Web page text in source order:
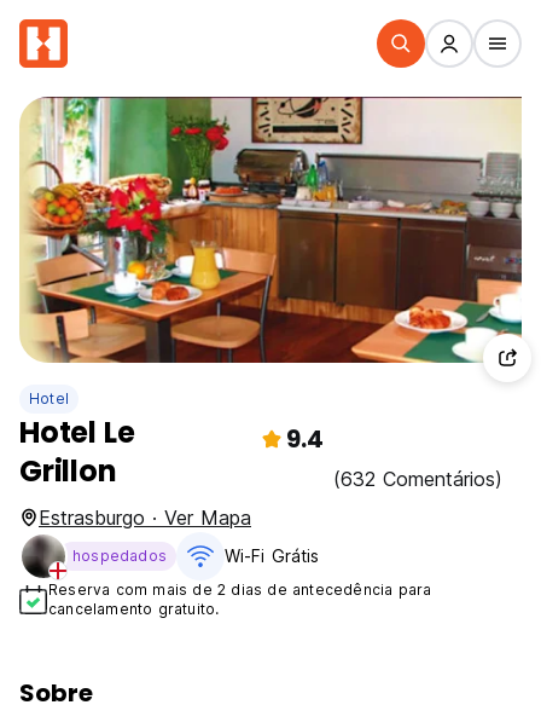
Hotel
Hotel Le
Grillon
9.4
(632 Comentários)
Estrasburgo · Ver Mapa
hospedados Wi-Fi Grátis
Reserva com mais de 2 dias de antecedência para
cancelamento gratuito.
Sobre